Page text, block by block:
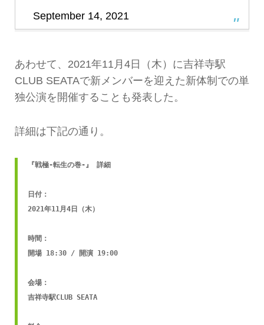
September 14, 2021
あわせて、2021年11月4日（木）に吉祥寺駅
CLUB SEATAで新メンバーを迎えた新体制での単
独公演を開催することも発表した。
詳細は下記の通り。
『戦極-転生の巻-』 詳細
日付：
2021年11月4日（木）
時間：
開場 18:30 / 開演 19:00
会場：
吉祥寺駅CLUB SEATA